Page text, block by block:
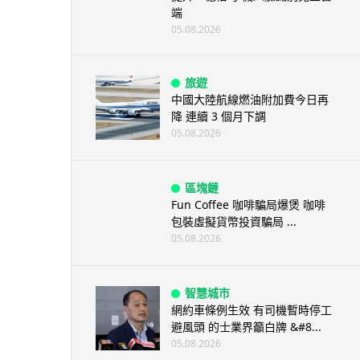
端
05.08.2026
旅遊
中國大陸航線燃油附加費今日再
降 連續 3 個月下調
05.08.2026
區塊鏈
Fun Coffee 咖啡騙局爆煲 咖啡
包裝虛擬貨幣投資騙局 ...
05.08.2026
智慧城市
網約車條例生效 有司機暫時停工
避風頭 的士業界籲白牌 &#8...
05.08.2026